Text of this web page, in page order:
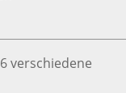
verschiedene